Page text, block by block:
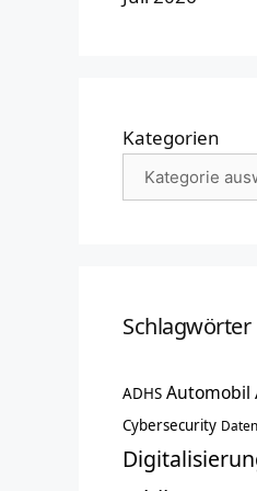
Kategorien
Schlagwörter
ADHS Automobil
Cybersecurity